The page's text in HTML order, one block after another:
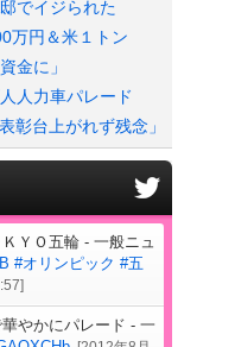
でイジられた
万円＆米１トン
金に」
人力車パレード
彰台上がれず残念」
ＹＯ五輪 - 一般ニュ
#オリンピック #五
]
やかにパレード - 一